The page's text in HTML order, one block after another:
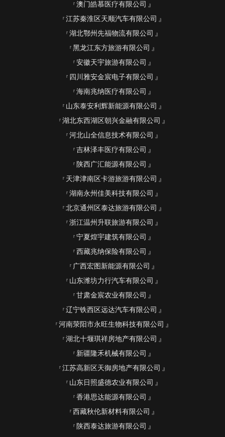
澳门皓慕医疗有限公司
江苏秦淮区天顺汽车有限公司
湖北鄂州先福物流有限公司
黑龙江东方旅游有限公司
安徽天宇旅游有限公司
四川雅安金宸电子有限公司
海南兆纳医疗有限公司
山东泰安利辉新能源有限公司
湖北东西湖区朝兴金融有限公司
河北山全信息技术有限公司
吉林泽丰医疗有限公司
陕西广汇能源有限公司
天津津南区卡游旅游有限公司
湖南永州佳美科技有限公司
北京通州区泰达旅游有限公司
浙江温州升联旅游有限公司
宁夏煌宇建筑有限公司
西藏兆纳保险有限公司
广西宏图新能源有限公司
山东潍坊力行汽车有限公司
甘肃金宸农业有限公司
辽宁铁西区远达汽车有限公司
河南荥阳市永旺生物科技有限公司
湖北十堰琪祥房地产有限公司
新疆隆禾机械有限公司
江苏高新区天御房地产有限公司
山东日照盛德农业有限公司
香港思达能源有限公司
西藏秋伦新材料有限公司
陕西泰达旅游有限公司